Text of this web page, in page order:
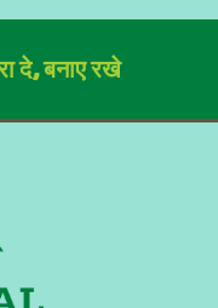
दे, बनाए रखे